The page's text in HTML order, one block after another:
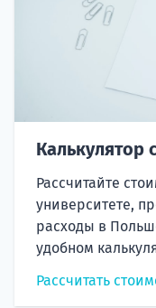
Калькулятор
Рассчитайте
университете,
расходы в
удобном
Рассчитать